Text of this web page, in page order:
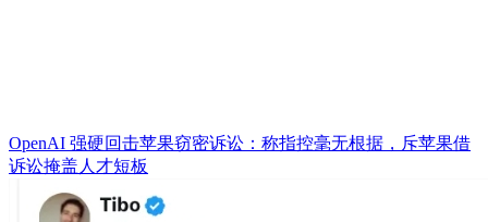
OpenAI 强硬回击苹果窃密诉讼：称指控毫无根据，斥苹果借
诉讼掩盖人才短板